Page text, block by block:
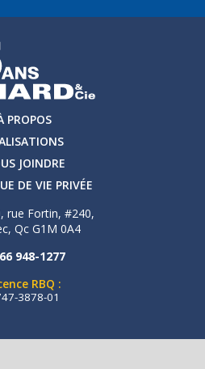
PROPOS
JOINDRE
DE VIE PRIVÉE
rue Fortin, #240,
Qc G1M 0A4
948-1277
RBQ :
3878-01